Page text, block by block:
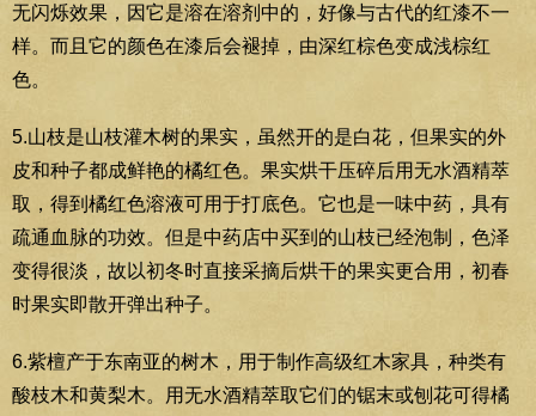
无闪烁效果，因它是溶在溶剂中的，好像与古代的红漆不一
样。而且它的颜色在漆后会褪掉，由深红棕色变成浅棕红
色。
5.山枝是山枝灌木树的果实，虽然开的是白花，但果实的外
皮和种子都成鲜艳的橘红色。果实烘干压碎后用无水酒精萃
取，得到橘红色溶液可用于打底色。它也是一味中药，具有
疏通血脉的功效。但是中药店中买到的山枝已经泡制，色泽
变得很淡，故以初冬时直接采摘后烘干的果实更合用，初春
时果实即散开弹出种子。
6.紫檀产于东南亚的树木，用于制作高级红木家具，种类有
酸枝木和黄梨木。用无水酒精萃取它们的锯末或刨花可得橘